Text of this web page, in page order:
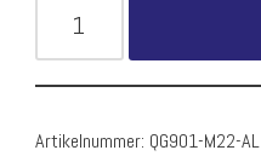
Artikelnummer: QG901-M22-AL